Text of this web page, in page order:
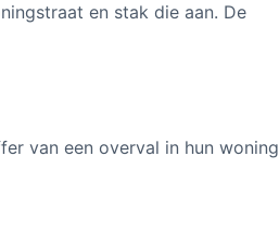
en stak die aan. De
van een overval in hun woning